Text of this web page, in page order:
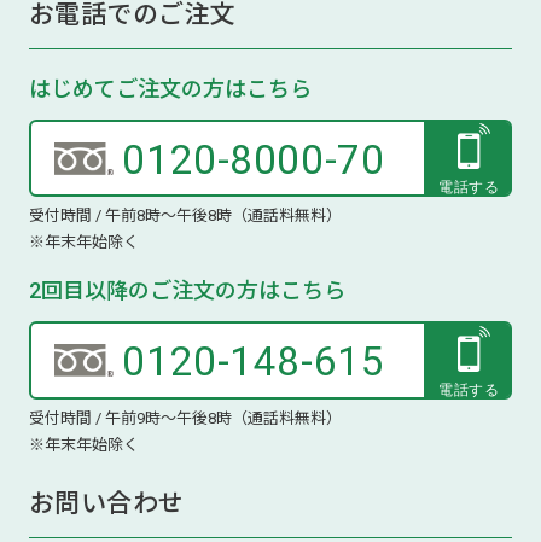
お電話でのご注文
はじめてご注文の方はこちら
0120-8000-70
受付時間 / 午前8時～午後8時（通話料無料）
※年末年始除く
2回目以降のご注文の方はこちら
0120-148-615
受付時間 / 午前9時～午後8時（通話料無料）
※年末年始除く
お問い合わせ